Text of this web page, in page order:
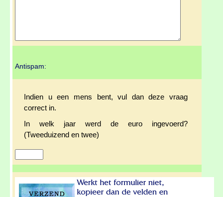
Antispam:
Indien u een mens bent, vul dan deze vraag
correct in.
In welk jaar werd de euro ingevoerd?
(Tweeduizend en twee)